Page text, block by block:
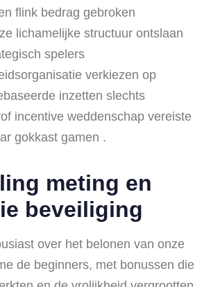
flink bedrag gebroken
lichamelijke structuur ontslaan
spelers
verkiezen op
inzetten slechts
incentive weddenschap vereiste
gokkast gamen .
meting en
beveiliging
over het belonen van onze
de beginners, met bonussen die